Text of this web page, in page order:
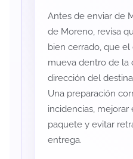
Antes de enviar de
de Moreno, revisa
bien cerrado, que
mueva dentro de la
dirección del
Una preparación
incidencias, mejorar
paquete y evitar
entrega.